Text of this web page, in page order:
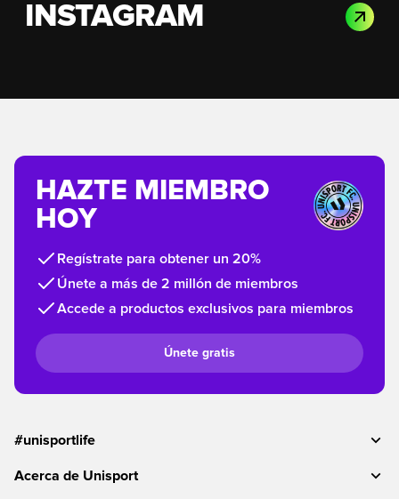
INSTAGRAM
HAZTE MIEMBRO
HOY
Regístrate para obtener un 20%
Únete a más de 2 millón de miembros
Accede a productos exclusivos para miembros
Únete gratis
#unisportlife
Acerca de Unisport